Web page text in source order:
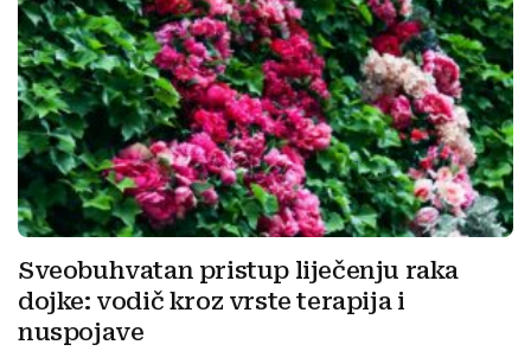
Sveobuhvatan pristup liječenju raka
dojke: vodič kroz vrste terapija i
nuspojave